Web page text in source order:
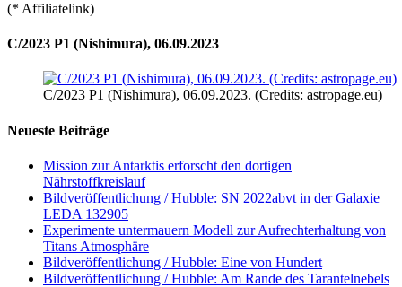
(* Affiliatelink)
C/2023 P1 (Nishimura), 06.09.2023
C/2023 P1 (Nishimura), 06.09.2023. (Credits: astropage.eu)
Neueste Beiträge
Mission zur Antarktis erforscht den dortigen
Nährstoffkreislauf
Bildveröffentlichung / Hubble: SN 2022abvt in der Galaxie
LEDA 132905
Experimente untermauern Modell zur Aufrechterhaltung von
Titans Atmosphäre
Bildveröffentlichung / Hubble: Eine von Hundert
Bildveröffentlichung / Hubble: Am Rande des Tarantelnebels